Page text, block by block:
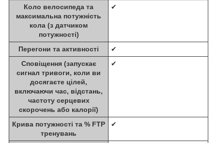
Коло велосипеда та
максимальна потужність
кола (з датчиком
потужності)
✔
Перегони та активності
✔
Сповіщення (запускає
сигнал тривоги, коли ви
досягаєте цілей,
включаючи час, відстань,
частоту серцевих
скорочень або калорії)
✔
Крива потужності та % FTP
тренувань
✔